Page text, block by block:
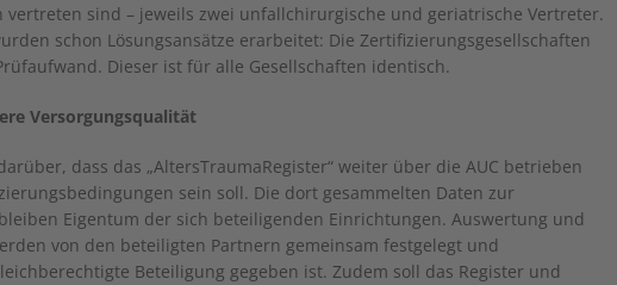
sind – jeweils zwei unfallchirurgische und geriatrische Vertreter.
schon Lösungsansätze erarbeitet: Die Zertifizierungsgesellschaften
Dieser ist für alle Gesellschaften identisch.
Versorgungsqualität
dass das „AltersTraumaRegister“ weiter über die AUC betrieben
sein soll. Die dort gesammelten Daten zur
Eigentum der sich beteiligenden Einrichtungen. Auswertung und
von den beteiligten Partnern gemeinsam festgelegt und
Beteiligung gegeben ist. Zudem soll das Register und